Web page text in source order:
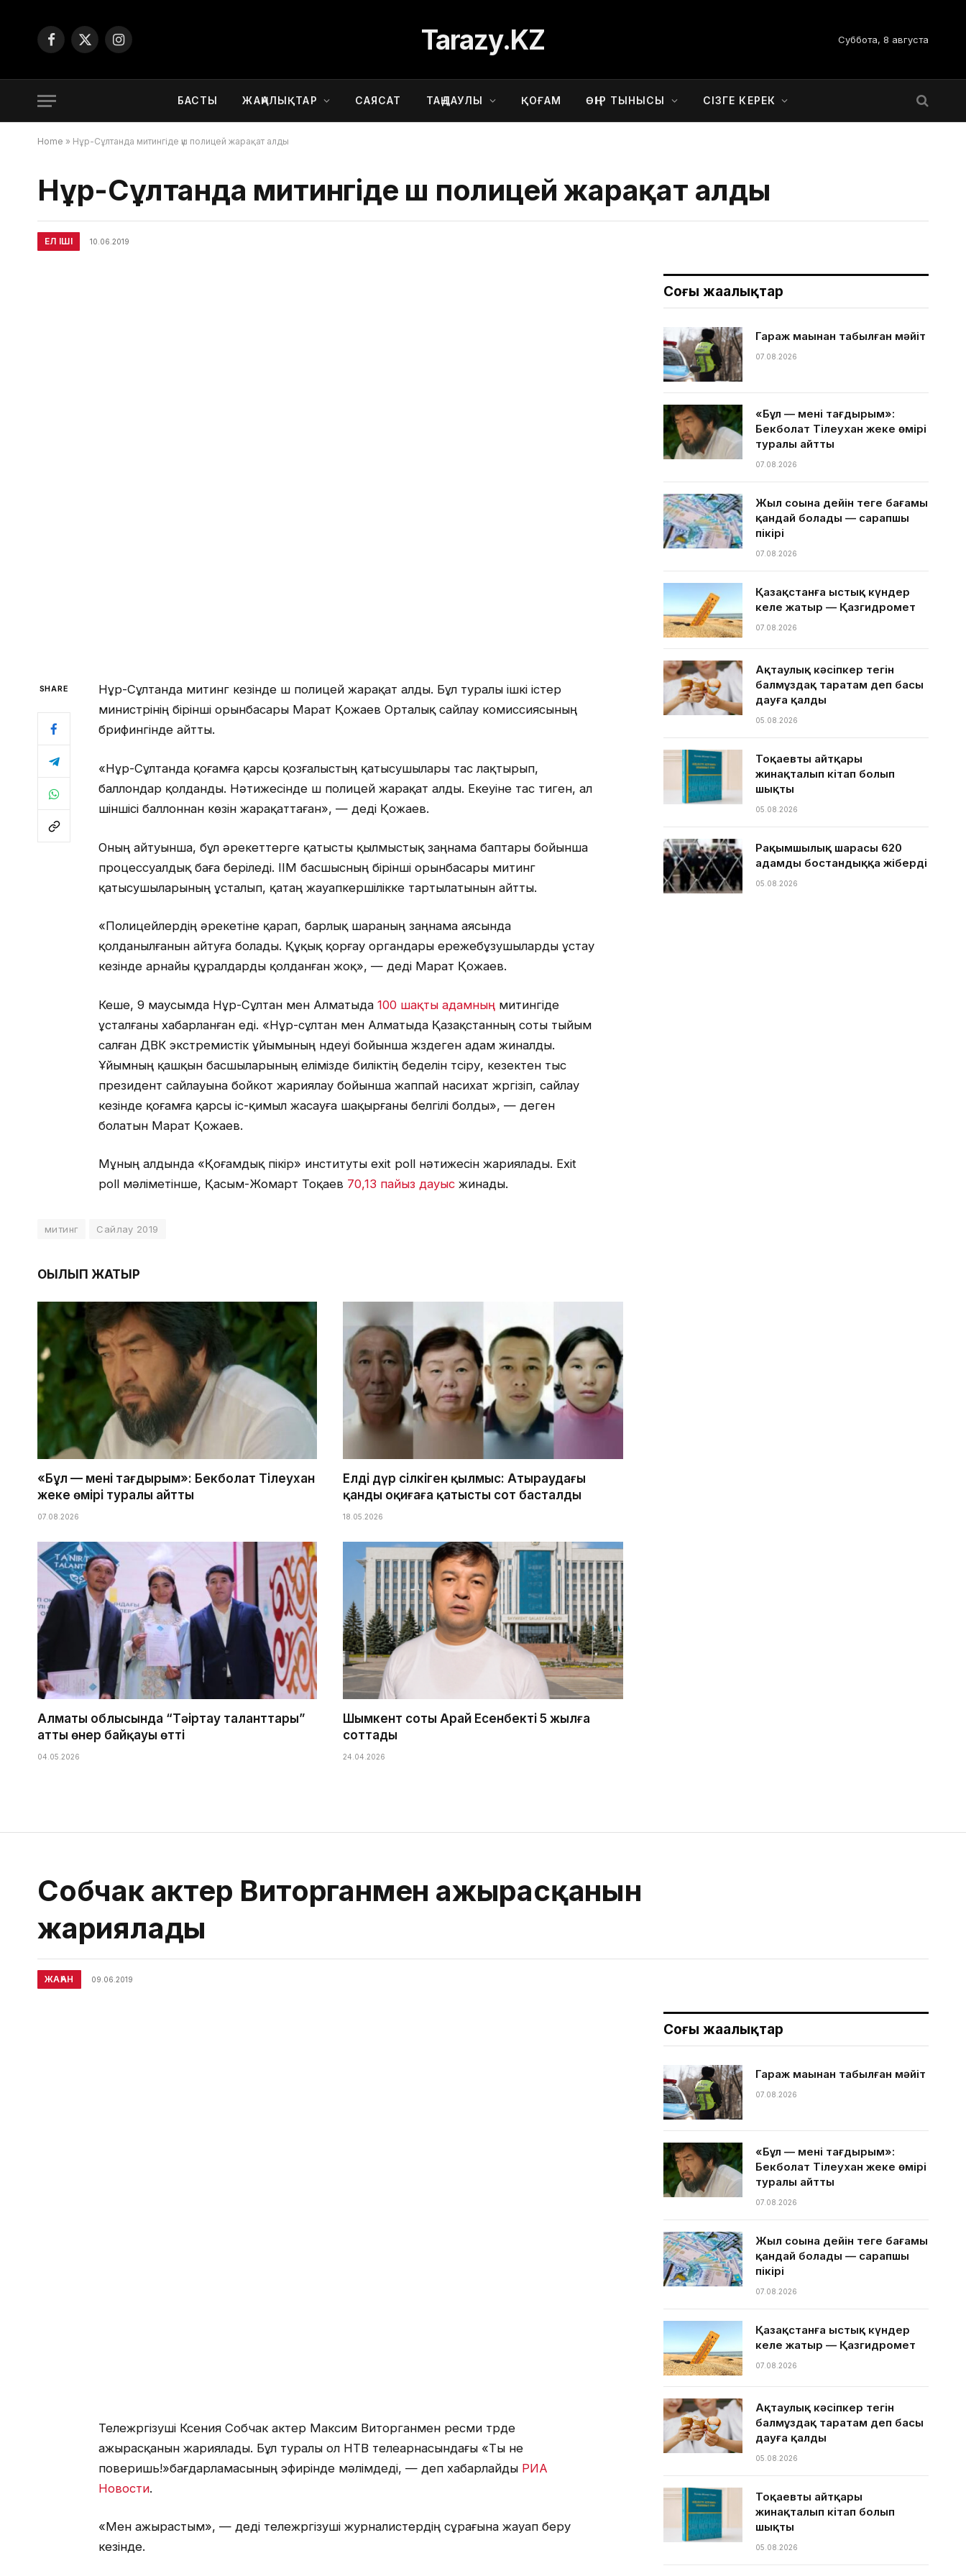
Facebook
X
Instagram Tarazy.KZ Суббота, 8 августа
БАСТЫ ЖАҢАЛЫҚТАР САЯСАТ ТАҢДАУЛЫ ҚОҒАМ ӨҢІР ТЫНЫСЫ СІЗГЕ КЕРЕК
Home » Нұр-Сұлтанда митингіде үш полицей жарақат алды
Нұр-Сұлтанда митингіде үш полицей жарақат алды
ЕЛ ІШІ 10.06.2019
SHARE
Нұр-Сұлтанда митинг кезінде үш полицей жарақат алды. Бұл туралы ішкі істер
министрінің бірінші орынбасары Марат Қожаев Орталық сайлау комиссиясының
брифингінде айтты.
«Нұр-Сұлтанда қоғамға қарсы қозғалыстың қатысушылары тас лақтырып,
баллондар қолданды. Нәтижесінде үш полицей жарақат алды. Екеуіне тас тиген, ал
үшіншісі баллоннан көзін жарақаттаған», — деді Қожаев.
Оның айтуынша, бұл әрекеттерге қатысты қылмыстық заңнама баптары бойынша
процессуалдық баға беріледі. ІІМ басшысның бірінші орынбасары митинг
қатысушыларының ұсталып, қатаң жауапкершілікке тартылатынын айтты.
«Полицейлердің әрекетіне қарап, барлық шараның заңнама аясында
қолданылғанын айтуға болады. Құқық қорғау органдары ережебұзушыларды ұстау
кезінде арнайы құралдарды қолданған жоқ», — деді Марат Қожаев.
Кеше, 9 маусымда Нұр-Сұлтан мен Алматыда 100 шақты адамныңмитингіде
ұсталғаны хабарланған еді. «Нұр-сұлтан мен Алматыда Қазақстанның соты тыйым
салған ДВК экстремистік ұйымының үндеуі бойынша жүздеген адам жиналды.
Ұйымның қашқын басшыларының елімізде биліктің беделін түсіру, кезектен тыс
президент сайлауына бойкот жариялау бойынша жаппай насихат жүргізіп, сайлау
кезінде қоғамға қарсы іс-қимыл жасауға шақырғаны белгілі болды», — деген
болатын Марат Қожаев.
Мұның алдында «Қоғамдық пікір» институты exit poll нәтижесін жариялады. Exit
poll мәліметінше, Қасым-Жомарт Тоқаев 70,13 пайыз дауысжинады.
митинг Сайлау 2019
ОҚЫЛЫП ЖАТЫР
«Бұл — менің тағдырым»: Бекболат Тілеухан
жеке өмірі туралы айтты
07.08.2026
Елді дүр сілкіген қылмыс: Атыраудағы
қанды оқиғаға қатысты сот басталды
18.05.2026
Алматы облысында “Тәңіртау таланттары”
атты өнер байқауы өтті
04.05.2026
Шымкент соты Арай Есенбекті 5 жылға
соттады
24.04.2026
Соңғы жаңалықтар
Гараж маңынан табылған мәйіт
07.08.2026
«Бұл — менің тағдырым»:
Бекболат Тілеухан жеке өмірі
туралы айтты
07.08.2026
Жыл соңына дейін теңге бағамы
қандай болады — сарапшы
пікірі
07.08.2026
Қазақстанға ыстық күндер
келе жатыр — Қазгидромет
07.08.2026
Ақтаулық кәсіпкер тегін
балмұздақ таратам деп басы
дауға қалды
05.08.2026
Тоқаевтың айтқары
жинақталып кітап болып
шықты
05.08.2026
Рақымшылық шарасы 620
адамды бостандыққа жіберді
05.08.2026
Собчак актер Виторганмен ажырасқанын
жариялады
ЖАҺАН 09.06.2019
Тележүргізуші Ксения Собчак актер Максим Виторганмен ресми түрде
ажырасқанын жариялады. Бұл туралы ол НТВ телеарнасындағы «Ты не
поверишь!»бағдарламасының эфирінде мәлімдеді, — деп хабарлайды РИА
Новости.
«Мен ажырастым», — деді тележүргізуші журналистердің сұрағына жауап беру
кезінде.
Соңғы жаңалықтар
Гараж маңынан табылған мәйіт
07.08.2026
«Бұл — менің тағдырым»:
Бекболат Тілеухан жеке өмірі
туралы айтты
07.08.2026
Жыл соңына дейін теңге бағамы
қандай болады — сарапшы
пікірі
07.08.2026
Қазақстанға ыстық күндер
келе жатыр — Қазгидромет
07.08.2026
Ақтаулық кәсіпкер тегін
балмұздақ таратам деп басы
дауға қалды
05.08.2026
Тоқаевтың айтқары
жинақталып кітап болып
шықты
05.08.2026